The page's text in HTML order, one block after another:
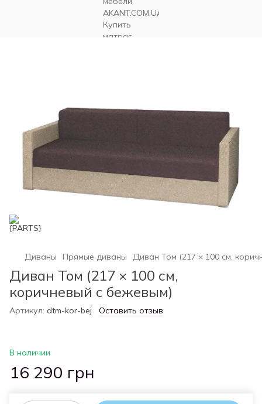
Диваны Прямые диваны Диван Том (217 × 100 см,
Диван Том (217 × 100 см,
коричневый с бежевым)
Артикул: dtm-kor-bej Оставить отзыв
В наличии
16 290 грн